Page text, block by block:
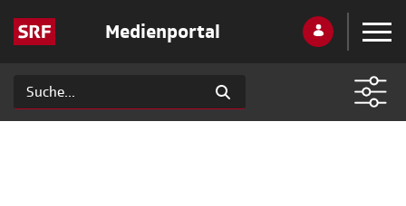
Medienportal